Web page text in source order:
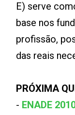
E) serve
base nos
profissão,
das reais
PRÓXIMA
- ENADE